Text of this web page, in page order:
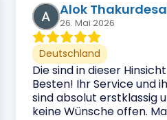
Alok
26. Mai 2026
Deutschland
Die sind in dieser
Besten! Ihr Service und
sind absolut erstklassig
keine Wünsche offen.